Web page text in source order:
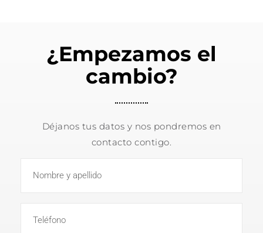
¿Empezamos el
cambio?
Déjanos tus datos y nos pondremos en
contacto contigo.